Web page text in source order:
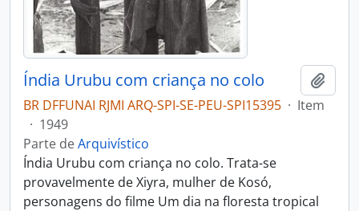
Índia Urubu com criança no colo
BR DFFUNAI RJMI ARQ-SPI-SE-PEU-SPI15395 · Item
· 1949
Parte deArquivístico
Índia Urubu com criança no colo. Trata-se
provavelmente de Xiyra, mulher de Kosó,
personagens do filme Um dia na floresta tropical